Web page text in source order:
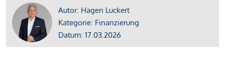
Autor: Hagen Luckert
Kategorie: Finanzierung
Datum: 17.03.2026